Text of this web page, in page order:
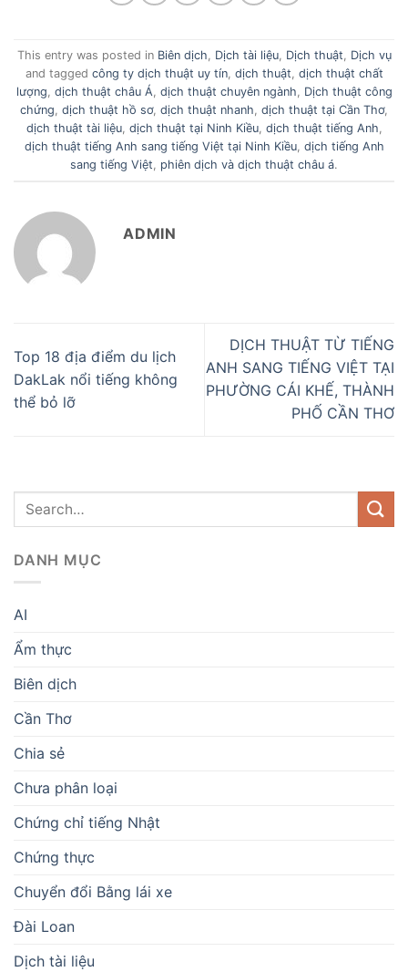
This entry was posted in Biên dịch Dịch tài liệu, Dịch thuật
Dịch vụ
and tagged công ty dịch thuật uy tín, dịch thuật dịch thuật chất
lượng dịch thuật châu Á dịch thuật chuyên ngành
Dịch thuật công
chứng dịch thuật hồ sơ, dịch thuật nhanh dịch thuật tại Cần Thơ,
dịch thuật tài liệu, dịch thuật tại Ninh Kiều, dịch thuật tiếng Anh
dịch thuật tiếng Anh sang tiếng Việt tại Ninh Kiều, dịch tiếng Anh
sang tiếng Việt
phiên dịch và dịch thuật châu á.
ADMIN
Top 18 địa điểm du lịch
DakLak nổi tiếng không
thể bỏ lỡ
DỊCH THUẬT TỪ TIẾNG
ANH SANG TIẾNG VIỆT TẠI
PHƯỜNG CÁI KHẾ, THÀNH
PHỐ CẦN THƠ
DANH MỤC
AI
Ẩm thực
Biên dịch
Cần Thơ
Chia sẻ
Chưa phân loại
Chứng chỉ tiếng Nhật
Chứng thực
Chuyển đổi Bằng lái xe
Đài Loan
Dịch tài liệu